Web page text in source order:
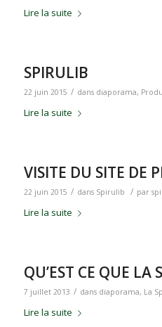
Lire la suite
SPIRULIB
22 juin 2015 / dans diaporama,
Lire la suite
VISITE DU SITE DE
22 juin 2015 / dans Spirulib / par
Lire la suite
QU’EST CE QUE LA
7 juillet 2013 / dans diaporama, La
Lire la suite